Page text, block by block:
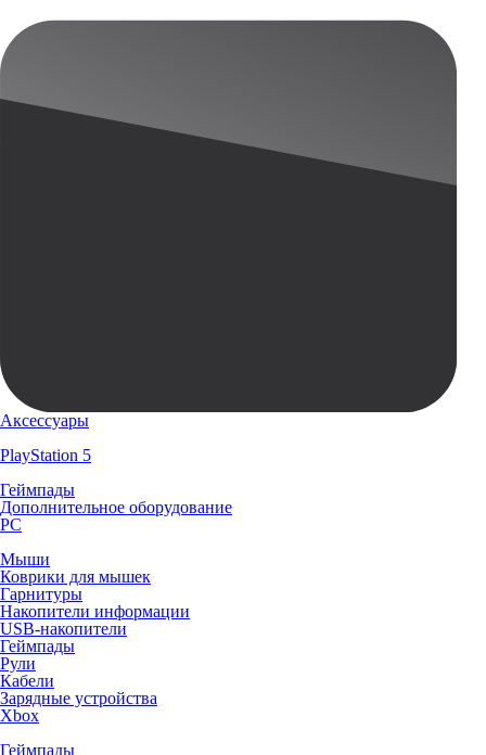
Аксессуары
PlayStation 5
Геймпады
Дополнительное оборудование
PC
Мыши
Коврики для мышек
Гарнитуры
Накопители информации
USB-накопители
Геймпады
Рули
Кабели
Зарядные устройства
Xbox
Геймпады